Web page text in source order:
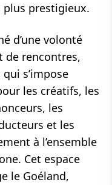
plus prestigieux.
d’une volonté
de rencontres,
s’impose
les créatifs, les
les
et les
à l’ensemble
Cet espace
le Goéland,